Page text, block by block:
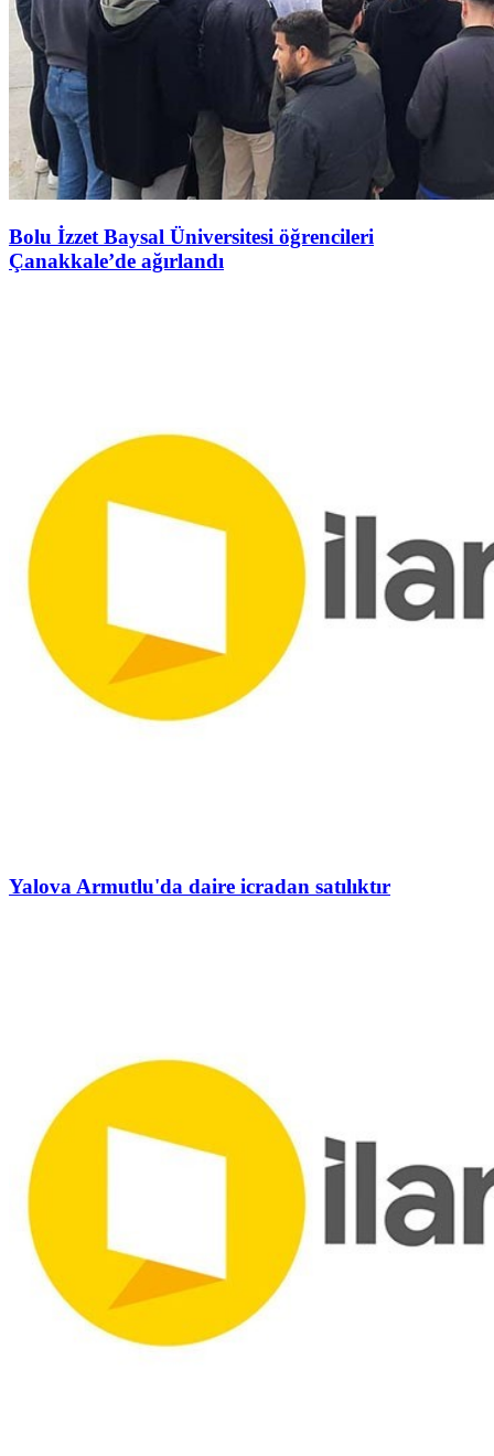
Bolu İzzet Baysal Üniversitesi öğrencileri
Çanakkale’de ağırlandı
Yalova Armutlu'da daire icradan satılıktır